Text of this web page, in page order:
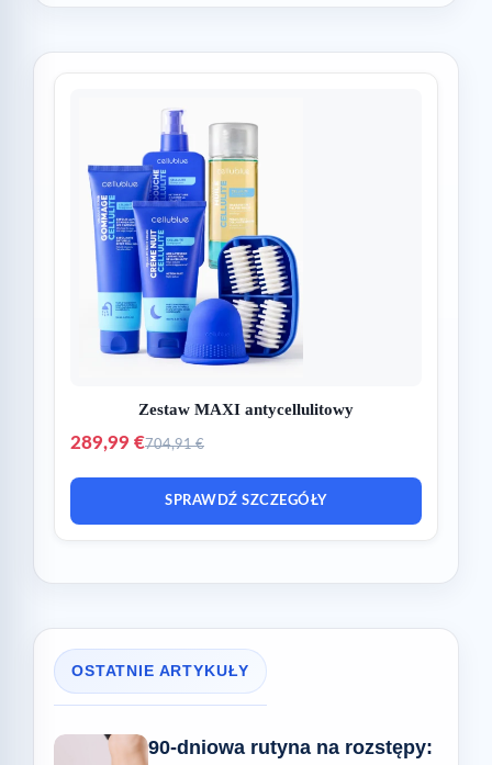
Zestaw MAXI antycellulitowy
289,99 €704,91 €
SPRAWDŹ SZCZEGÓŁY
OSTATNIE ARTYKUŁY
90-dniowa rutyna na rozstępy: